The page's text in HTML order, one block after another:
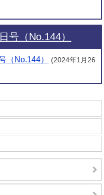
号（No.144）
（No.144）
(2024年1月26